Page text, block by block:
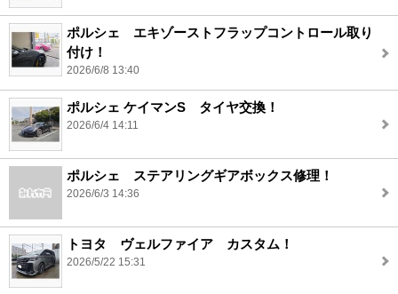
ポルシェ エキゾーストフラップコントロール取り
付け！
2026/6/8 13:40
ポルシェ ケイマンS タイヤ交換！
2026/6/4 14:11
ポルシェ ステアリングギアボックス修理！
2026/6/3 14:36
トヨタ ヴェルファイア カスタム！
2026/5/22 15:31